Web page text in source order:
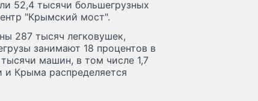
52,4 тысячи большегрузных
"Крымский мост".
287 тысяч легковушек,
занимают 18 процентов в
машин, в том числе 1,7
и Крыма распределяется